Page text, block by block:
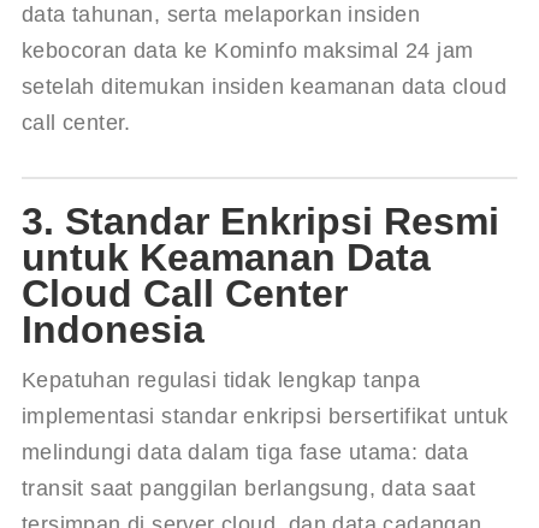
data tahunan, serta melaporkan insiden
kebocoran data ke Kominfo maksimal 24 jam
setelah ditemukan insiden keamanan data cloud
call center.
3. Standar Enkripsi Resmi
untuk Keamanan Data
Cloud Call Center
Indonesia
Kepatuhan regulasi tidak lengkap tanpa
implementasi standar enkripsi bersertifikat untuk
melindungi data dalam tiga fase utama: data
transit saat panggilan berlangsung, data saat